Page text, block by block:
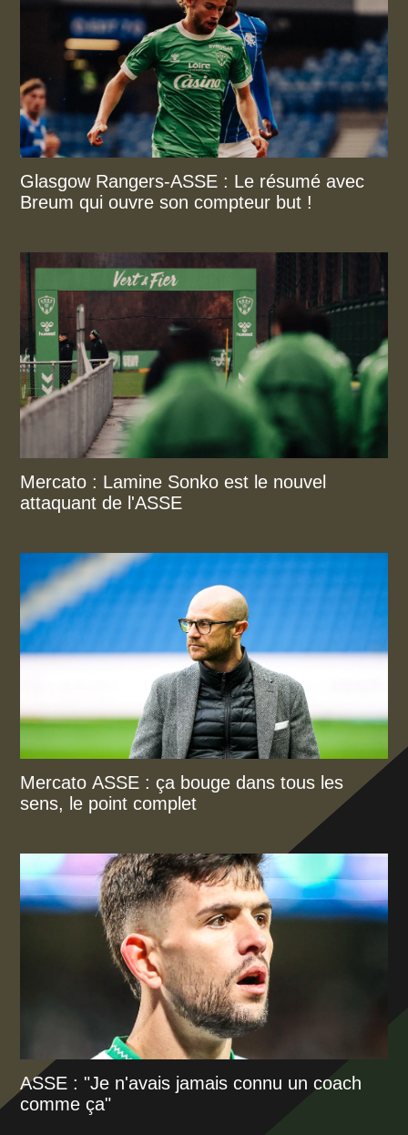
Glasgow Rangers-ASSE : Le résumé avec
Breum qui ouvre son compteur but !
Mercato : Lamine Sonko est le nouvel
attaquant de l'ASSE
Mercato ASSE : ça bouge dans tous les
sens, le point complet
ASSE : "Je n'avais jamais connu un coach
comme ça"